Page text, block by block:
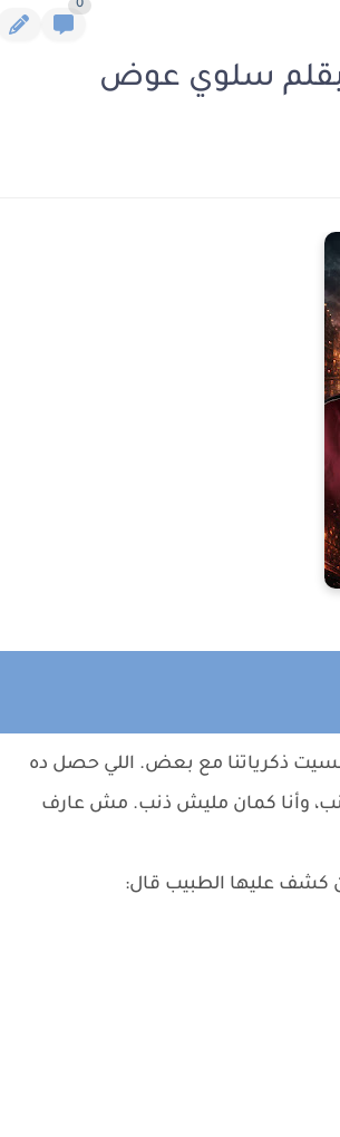
0
ذكرياتنا مع بعض. اللي حصل ده
وأنا كمان مليش ذنب. مش عارف
كشف عليها الطبيب قال: